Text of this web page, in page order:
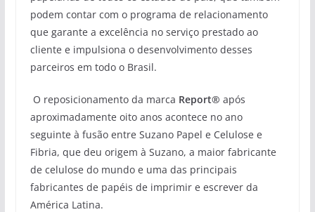
podem contar com o programa de relacionamento
que garante a excelência no serviço prestado ao
cliente e impulsiona o desenvolvimento desses
parceiros em todo o Brasil.
O reposicionamento da marca Report® após
aproximadamente oito anos acontece no ano
seguinte à fusão entre Suzano Papel e Celulose e
Fibria, que deu origem à Suzano, a maior fabricante
de celulose do mundo e uma das principais
fabricantes de papéis de imprimir e escrever da
América Latina.